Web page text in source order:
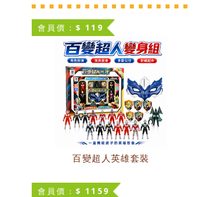
會員價：$ 119
百變超人英雄套裝
會員價：$ 1159